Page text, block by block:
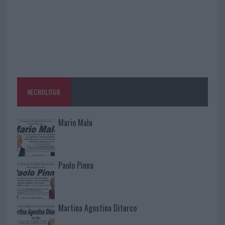
NECROLOGIE
Mario Malu
Paolo Pinna
Martina Agostina Diturco